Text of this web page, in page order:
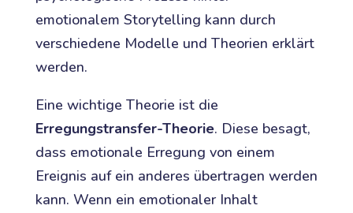
emotionalem Storytelling kann durch
verschiedene Modelle und Theorien erklärt
werden.
Eine wichtige Theorie ist die
Erregungstransfer-Theorie. Diese besagt,
dass emotionale Erregung von einem
Ereignis auf ein anderes übertragen werden
kann. Wenn ein emotionaler Inhalt